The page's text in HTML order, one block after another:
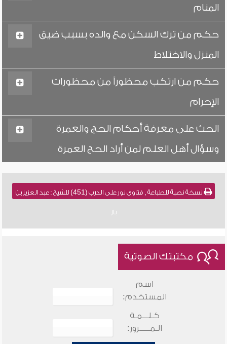
المنام
حكم من ترك السكن مع والده بسبب ضيق
المنزل والاختلاط
حكم من ارتكب محظوراً من محظورات
الإحرام
الحث على معرفة أحكام الحج والعمرة
وسؤال أهل العلم لمن أراد الحج العمرة
نسخة نصية للطباعة , فتاوى نور على الدرب (451) للشيخ : عبد العزيز بن
باز
مكتبتك الصوتية
اسم
المستخدم:
كـلـــمـة
الـمـــــرور: